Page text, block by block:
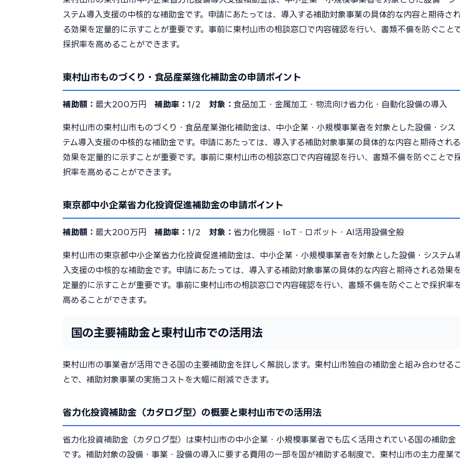
ステム導入支援の中核的な補助金です。申請にあたっては、導入する補助対象事業の具体的な内容と期待さ
る効果を定量的に示すことが重要です。事前に東村山市の相談窓口で内容確認を行い、書類不備を防ぐこと
採択率を高めることができます。
東村山市ものづくり・食品産業強化補助金の申請ポイント
補助額： 最大200万円 補助率： 1/2 対象： 食品加工・金属加工・物流向け省力化・自動化設備の導入
東村山市の東村山市ものづくり・食品産業強化補助金は、中小企業・小規模事業者を対象とした設備・シス
テム導入支援の中核的な補助金です。申請にあたっては、導入する補助対象事業の具体的な内容と期待される
効果を定量的に示すことが重要です。事前に東村山市の相談窓口で内容確認を行い、書類不備を防ぐことで
択率を高めることができます。
東京都中小企業省力化投資促進補助金の申請ポイント
補助額： 最大200万円 補助率： 1/2 対象： 省力化機器・IoT・ロボット・AI活用設備全般
東村山市の東京都中小企業省力化投資促進補助金は、中小企業・小規模事業者を対象とした設備・システム
入支援の中核的な補助金です。申請にあたっては、導入する補助対象事業の具体的な内容と期待される効果を
定量的に示すことが重要です。事前に東村山市の相談窓口で内容確認を行い、書類不備を防ぐことで採択率
高めることができます。
国の主要補助金と東村山市での活用法
東村山市の事業者が活用できる国の主要補助金を詳しく解説します。東村山市独自の補助金と組み合わせる
とで、補助対象事業の実施コストを大幅に削減できます。
省力化投資補助金（カタログ型）の概要と東村山市での活用法
省力化投資補助金（カタログ型）は東村山市の中小企業・小規模事業者でも広く活用されている国の補助金
です。補助対象の設備・事業・設備の導入に要する費用の一部を国が補助する制度で、東村山市の主力産業